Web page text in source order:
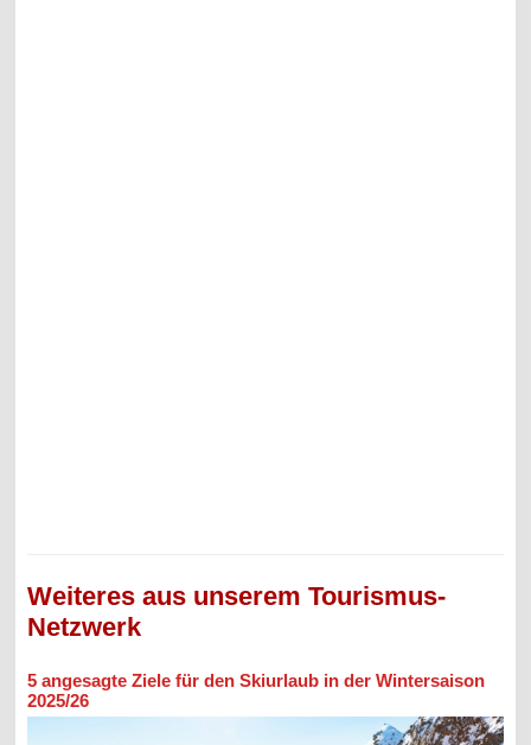
Weiteres aus unserem Tourismus-
Netzwerk
5 angesagte Ziele für den Skiurlaub in der Wintersaison
2025/26